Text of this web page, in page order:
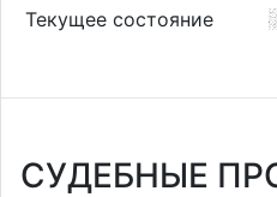
Текущее состояние
СУДЕБНЫЕ